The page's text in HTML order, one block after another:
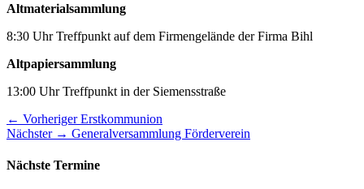
Altmaterialsammlung
8:30 Uhr Treffpunkt auf dem Firmengelände der Firma Bihl
Altpapiersammlung
13:00 Uhr Treffpunkt in der Siemensstraße
Beitragsnavigation
← Vorheriger Vorheriger
Beitrag:
Erstkommunion
Nächster → Nächster
Generalversammlung Förderverein
Nächste Termine